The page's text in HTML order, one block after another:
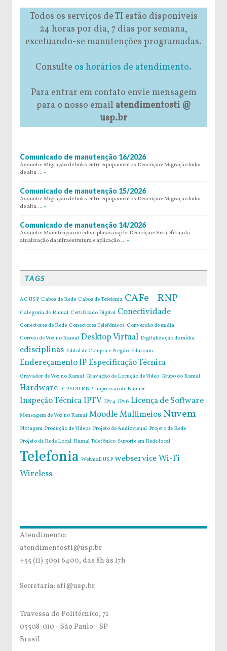
Todos os serviços de TI estão disponíveis
24 horas por dia, 7 dias por semana,
excetuando-se manutenções programadas.
Consulte os horários de atendimento.
Para entrar em contato envie mensagem
para o nosso email atendimentosti @
usp.br
Comunicado de manutenção 16/2026
Assunto: Migração de links entre equipamentos Descrição: Migração links
de alta … »
Comunicado de manutenção 15/2026
Assunto: Migração de links entre equipamentos Descrição: Migração links
de alta … »
Comunicado de manutenção 14/2026
Assunto: Manutenção no edisciplinas.usp.br Descrição: Será efetuada
atualização da infraestrutura e aplicação … »
TAGS
AC USP Cabos de Rede Cabos de Tefefonia CAFe - RNP
Categoria do Ramal Certificado Digital Conectividade
Conectores de Rede Conectores Telefônicos Conversão de mídia
Correio de Voz no Ramal Desktop Virtual Digitalização de mídia
edisciplinas Edital de Compra e Pregão Eduroam
Endereçamento IPEspecificação Técnica
Gravador de Voz no Ramal Gravação de Locução de Vídeo Grupo do Ramal
Hardware ICPEDU RNP Impressão de Banner
Inspeção TécnicaIPTV IPv4 IPv6 Licença de Software
Mensagem de Voz no Ramal MoodleMultimeios Nuvem
Plotagem Produção de Vídeos Projeto de Audiovisual Projeto de Rede
Projeto de Rede Local Ramal Telefônico Suporte em Rede local
Telefonia Webmail USP webserviceWi-Fi
Wireless
Atendimento:
atendimentosti@usp.br
+55 (11) 3091 6400, das 8h às 17h
Secretaria: sti@usp.br
Travessa do Politécnico, 71
05508-010 - São Paulo - SP
Brasil